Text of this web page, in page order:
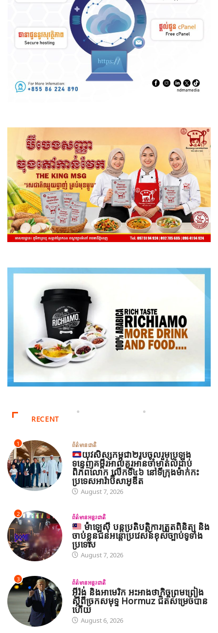
RECENT
1 ព័ត៌មានជាតិ
យុវសិស្សកម្ពុជា២រូបចូលរួមប្រឡង
ទន្ទេញគម្ពីរអាល់គូរអានចាំមាត់លំដាប់
ពិភពលោក លើកទី៤៦ នៅទីក្រុងម៉ាក់កះ
ប្រទេសអារ៉ាប៊ីសាអូឌីត
August 7, 2026
2 ព័ត៌មានអន្តរជាតិ
ម៉ាឡេស៊ី បន្តប្រតិបត្តិការត្រួតពិនិត្យ និង
ចាប់ខ្លួនជនអន្តោប្រវេសន៍ខុសច្បាប់ទូទាំង
ប្រទេស
August 7, 2026
3 ព័ត៌មានអន្តរជាតិ
អ៊ីរ៉ង់ និងអាមេរិក អះអាងថាកិច្ចព្រមព្រៀង
ស្តីពីច្រកសមុទ្ទ Hormuz ជិតសម្រេចបាន
ហើយ
August 6, 2026